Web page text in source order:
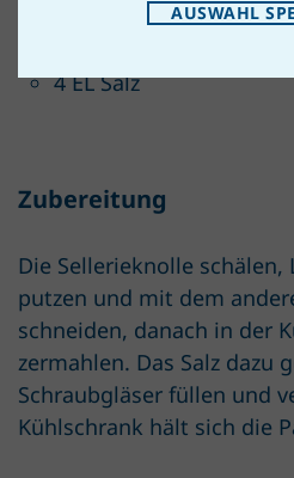
1 Stk. Sellerieknolle
4 EL Salz
Zubereitung
Die Sellerieknolle
putzen und mit dem
schneiden, danach in der
zermahlen. Das Salz dazu
Schraubgläser füllen und
Kühlschrank hält sich die
AUSWAHL